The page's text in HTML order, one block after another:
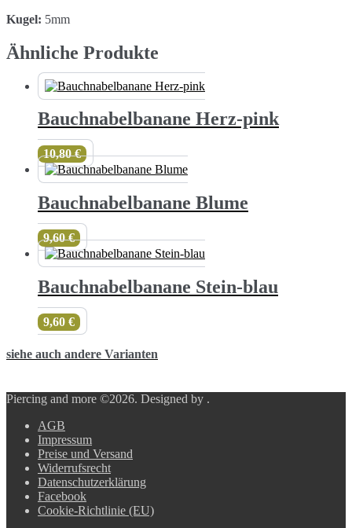
Kugel: 5mm
Ähnliche Produkte
Bauchnabelbanane Herz-pink
10,80€
Bauchnabelbanane Blume
9,60€
Bauchnabelbanane Stein-blau
9,60 €
siehe auch andere Varianten
Piercing and more ©2026. Designed by .
AGB
Impressum
Preise und Versand
Widerrufsrecht
Datenschutzerklärung
Facebook
Cookie-Richtlinie (EU)